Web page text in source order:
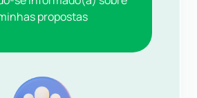
propostas